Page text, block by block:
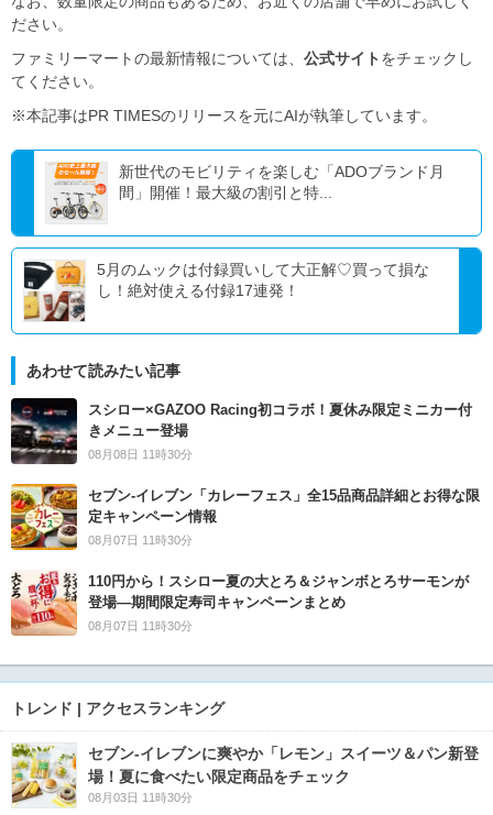
ださい。
ファミリーマートの最新情報については、 公式サイト をチェックし
てください。
※本記事はPR TIMESのリリースを元にAIが執筆しています。
新世代のモビリティを楽しむ「ADOブランド月
間」開催！最大級の割引と特...
5月のムックは付録買いして大正解♡買って損な
し！絶対使える付録17連発！
あわせて読みたい記事
スシロー×GAZOO Racing初コラボ！夏休み限定ミニカー付
きメニュー登場
08月08日 11時30分
セブン‐イレブン「カレーフェス」全15品商品詳細とお得な限
定キャンペーン情報
08月07日 11時30分
110円から！スシロー夏の大とろ＆ジャンボとろサーモンが
登場―期間限定寿司キャンペーンまとめ
08月07日 11時30分
トレンド | アクセスランキング
セブン‐イレブンに爽やか「レモン」スイーツ＆パン新登
場！夏に食べたい限定商品をチェック
08月03日 11時30分